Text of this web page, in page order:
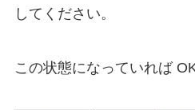
してください。
この状態になっていれば OK